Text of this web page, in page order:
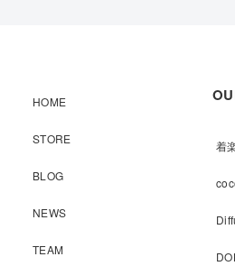
HOME
STORE
BLOG
NEWS
TEAM
着